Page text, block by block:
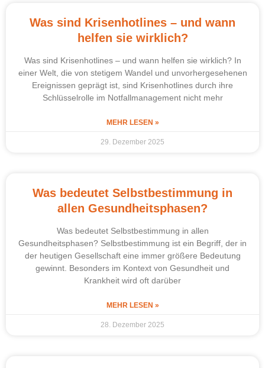
Was sind Krisenhotlines – und wann
helfen sie wirklich?
Was sind Krisenhotlines – und wann helfen sie wirklich? In
einer Welt, die von stetigem Wandel und unvorhergesehenen
Ereignissen geprägt ist, sind Krisenhotlines durch ihre
Schlüsselrolle im Notfallmanagement nicht mehr
MEHR LESEN »
29. Dezember 2025
Was bedeutet Selbstbestimmung in
allen Gesundheitsphasen?
Was bedeutet Selbstbestimmung in allen
Gesundheitsphasen? Selbstbestimmung ist ein Begriff, der in
der heutigen Gesellschaft eine immer größere Bedeutung
gewinnt. Besonders im Kontext von Gesundheit und
Krankheit wird oft darüber
MEHR LESEN »
28. Dezember 2025